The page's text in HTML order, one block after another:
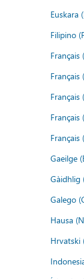
Euskara
Filipino
Français
Français
Français
Français
Gaeilge
Gàidhlig
Galego
Hausa
Hrvatski